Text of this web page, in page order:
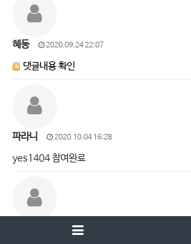
혜동 2020.09.24 22:07
댓글내용 확인
파라니 2020.10.04 16:28
yes1404 참여완료
2020.10.05 15:01